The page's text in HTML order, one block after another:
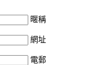
暱稱
網址
電郵